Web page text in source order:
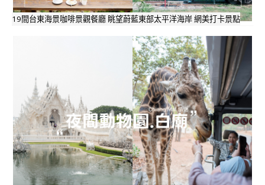
19間台東海景咖啡景觀餐廳 眺望蔚藍東部太平洋海岸 網美打卡景點